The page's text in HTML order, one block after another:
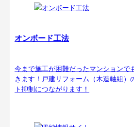
オンボード工法
今まで施工が困難だったマンションで
きます！戸建リフォーム（木造軸組）
ト抑制につながります！